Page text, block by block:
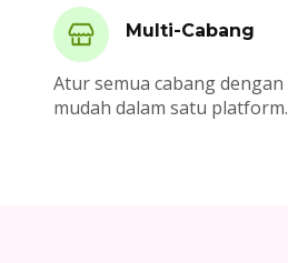
Multi-Cabang
Atur semua cabang dengan
mudah dalam satu platform.